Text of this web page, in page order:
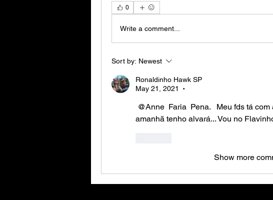
0
Write a comment...
Sort by: Newest
Ronaldinho Hawk SP
May 21, 2021
•
@Anne  Faria Pena.   Meu fds tá
amanhã tenho alvará... Vou no
Show more